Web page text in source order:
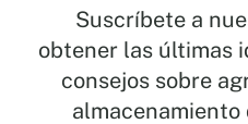
Suscríbete a
obtener las últimas
consejos sobre
almacenamiento